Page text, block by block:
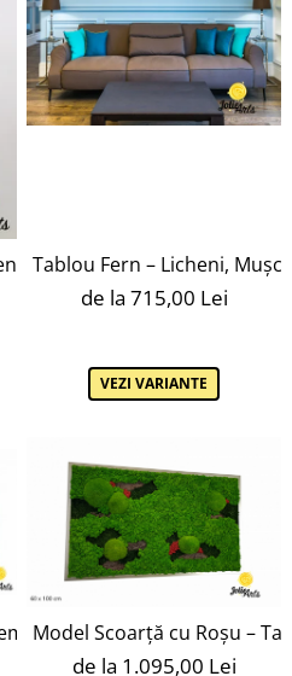
– Design Vertical, Ramă
Tablou Fern – Licheni,
de la 715,00 Lei
VEZI VARIANTE
naturale stabilizate,
Model Scoarță cu Roșu –
de la 1.095,00 Lei